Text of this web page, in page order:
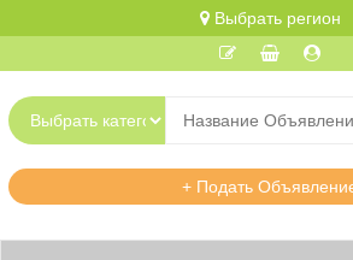
Выбрать регион
+ Подать